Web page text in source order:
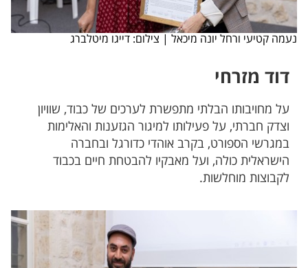
נעמה קטיעי ורחל יונה מיכאל | צילום: דייגו מיטלברג​​
דוד מזרחי
על מחויבותו הבלתי מתפשרת לערכים של כבוד, שוויון
וצדק חברתי, על פעילותו למיגור הגזענות והאלימות
במגרשי הספורט, בקרב אוהדי כדורגל ובחברה
הישראלית כולה, ועל מאבקיו להבטחת חיים בכבוד
לקבוצות מוחלשות.